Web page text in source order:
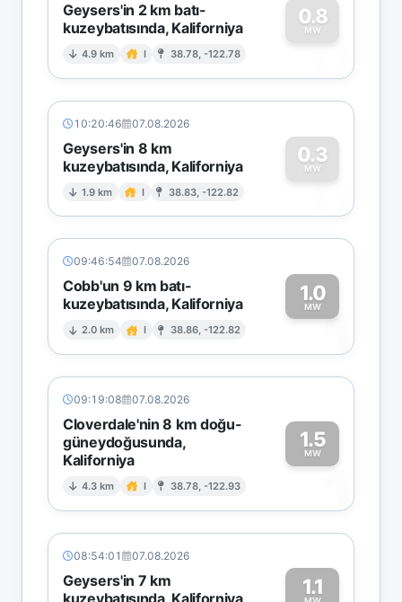
Geysers'in 2 km batı-
kuzeybatısında, Kaliforniya
4.9 km I 38.78, -122.78
0.8
MW
0
10:20:46 07.08.2026
Geysers'in 8 km
kuzeybatısında, Kaliforniya
1.9 km I 38.83, -122.82
0.3
MW
0
09:46:54 07.08.2026
Cobb'un 9 km batı-
kuzeybatısında, Kaliforniya
2.0 km I 38.86, -122.82
1.0
MW1
09:19:08 07.08.2026
Cloverdale'nin 8 km doğu-
güneydoğusunda,
Kaliforniya
4.3 km I 38.78, -122.93
1.5
MW
1
08:54:01 07.08.2026
Geysers'in 7 km
kuzeybatısında, Kaliforniya
1.1